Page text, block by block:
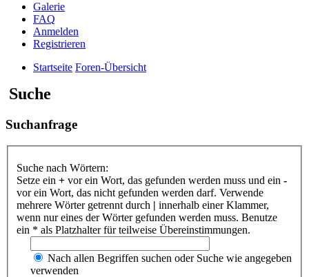
Galerie
FAQ
Anmelden
Registrieren
Startseite Foren-Übersicht
Suche
Suchanfrage
Suche nach Wörtern:
Setze ein + vor ein Wort, das gefunden werden muss und ein -
vor ein Wort, das nicht gefunden werden darf. Verwende
mehrere Wörter getrennt durch | innerhalb einer Klammer,
wenn nur eines der Wörter gefunden werden muss. Benutze
ein * als Platzhalter für teilweise Übereinstimmungen.
Nach allen Begriffen suchen oder Suche wie angegeben
verwenden